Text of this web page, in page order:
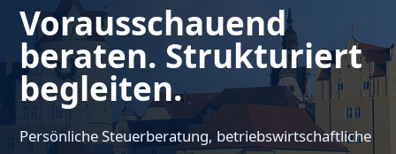
Vorausschauend
beraten. Strukturiert
begleiten.
Persönliche Steuerberatung, betriebswirtschaftliche